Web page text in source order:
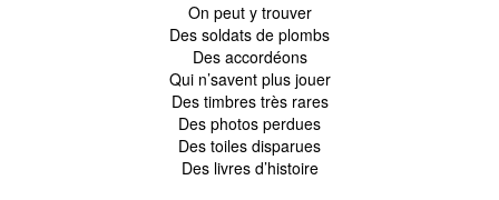
On peut y trouver
Des soldats de plombs
Des accordéons
Qui n’savent plus jouer
Des timbres très rares
Des photos perdues
Des toiles disparues
Des livres d’histoire